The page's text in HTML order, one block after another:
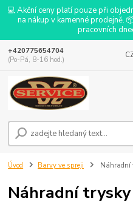
💻 Akční ceny platí pouze při
na nákup v kamenné prodejně.
pracovních
+420775654704
(Po-Pá, 8-16 hod.)
Úvod Barvy ve spreji Náhradní
Náhradní trysky